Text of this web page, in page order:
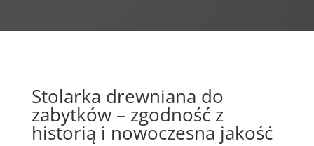
Stolarka drewniana do
zabytków – zgodność z
historią i nowoczesna jakość